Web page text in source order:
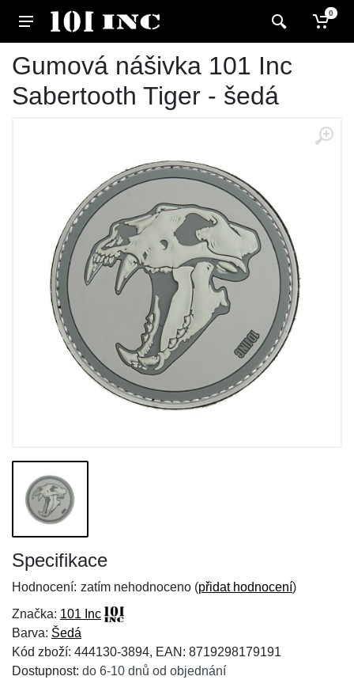
0
Gumová nášivka 101 Inc
Sabertooth Tiger - šedá
Specifikace
Hodnocení: zatím nehodnoceno (přidat hodnocení)
Značka: 101 Inc
Barva: Šedá
Kód zboží: 444130-3894, EAN: 8719298179191
Dostupnost: do 6-10 dnů od objednání